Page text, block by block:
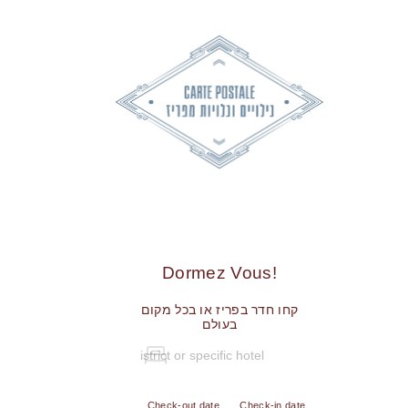
!Dormez Vous
קחו חדר בפריז או בכל מקום
בעולם
Check-in date
Check-out date